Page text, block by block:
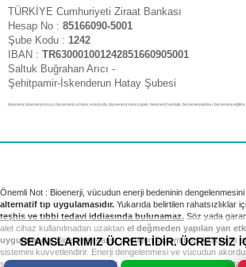
TÜRKİYE Cumhuriyeti Ziraat Bankası
Hesap No : 85166090-5001
Şube Kodu : 1242
IBAN : TR630001001242851660905001
Saltuk Buğrahan Arıcı -
Şehitpamir-İskenderun Hatay Şubesi
bioenerji, bioenerji konya, biyoenerji uzmanı, enerji şifa, biyoenerji nasıl yapılır, bioenerji hastalık, biyoenerji tedavi, biyoenerji
SEANSLARIMIZ ÜCRETLİDİR. ÜCRETSİZ
Önemli Not : Bioenerji, vücudun enerji bedeninin
alternatif tıp uygulamasıdır. Yukarıda belirtilen rahatsızlıklar
teşhis ve tıbbi tedavi iddiasında bulunamaz. Söz yada
alet cihaz kullanılmadan uzaktan el değmeden yapılan yan
uygulamadır.Bioenerji seansı vücudun sistem bozukluklarını
sistemini kuvvetlendirir. Enerji dengelenmesi ve vücudun
sağlıklı sistemini yeniden kurar. Tıbbi tedavi ve kontrollerinizi